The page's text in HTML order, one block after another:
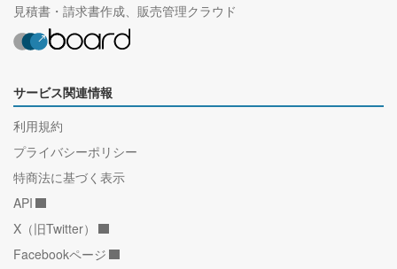
見積書・請求書作成、販売管理クラウド
サービス関連情報
利用規約
プライバシーポリシー
特商法に基づく表示
API
X（旧Twitter）
Facebookページ